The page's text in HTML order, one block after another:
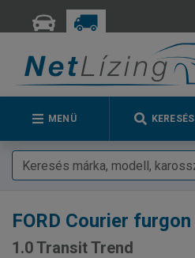
MENÜ KERESÉS
FORD Courier furgon
1.0 Transit Trend